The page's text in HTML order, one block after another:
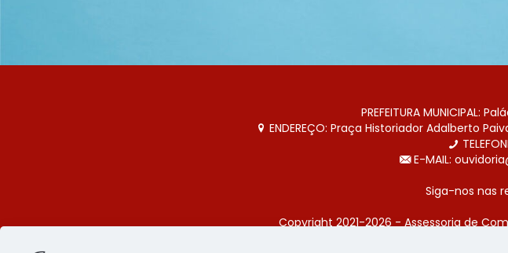
PREFEITURA MUNICIPAL:
ENDEREÇO: Praça Historiador Adalberto
E-MAIL:
Siga-nos nas
Copyright 2021-2026 - Assessoria de